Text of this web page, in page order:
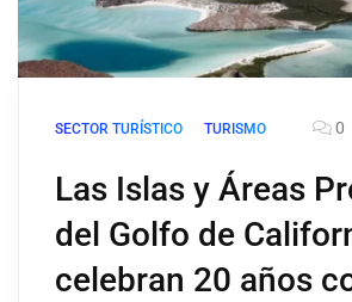
SECTOR TURÍSTICO TURISMO 0
Las Islas y Áreas
del Golfo de
celebran 20 años